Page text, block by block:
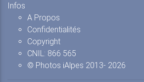
Infos
A Propos
Confidentialités
Copyright
CNIL: 866 565
© Photos iAlpes 2013- 2026